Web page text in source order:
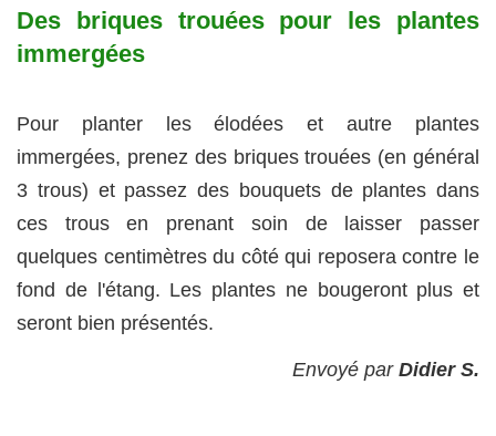
Des briques trouées pour les plantes
immergées
Pour planter les élodées et autre plantes
immergées, prenez des briques trouées (en général
3 trous) et passez des bouquets de plantes dans
ces trous en prenant soin de laisser passer
quelques centimètres du côté qui reposera contre le
fond de l'étang. Les plantes ne bougeront plus et
seront bien présentés.
Envoyé par Didier S.